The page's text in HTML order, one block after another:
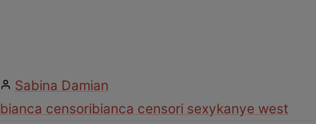
Sabina Damian
bianca censoribianca censori sexykanye west